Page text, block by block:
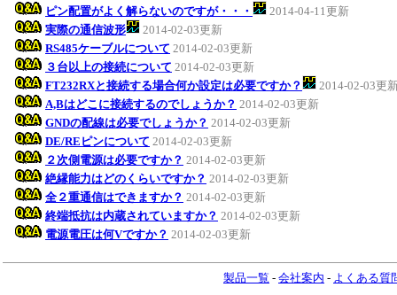
ピン配置がよく解らないのですが・・・
2014-04-11更新
実際の通信波形
2014-02-03更新
RS485ケーブルについて 2014-02-03更新
３台以上の接続について 2014-02-03更新
FT232RXと接続する場合何か設定は必要ですか？
2014-02-03更
A,Bはどこに接続するのでしょうか？ 2014-02-03更新
GNDの配線は必要でしょうか？ 2014-02-03更新
DE/REピンについて 2014-02-03更新
２次側電源は必要ですか？ 2014-02-03更新
絶縁能力はどのくらいですか？ 2014-02-03更新
全２重通信はできますか？ 2014-02-03更新
終端抵抗は内蔵されていますか？ 2014-02-03更新
電源電圧は何Vですか？ 2014-02-03更新
製品一覧 - 会社案内 - よくある質